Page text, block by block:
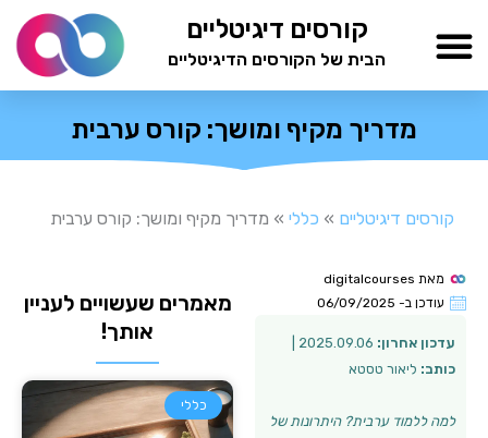
לתוכן
קורסים דיגיטליים
הבית של הקורסים הדיגיטליים
מדריך מקיף ומושך: קורס ערבית
קורסים דיגיטליים » כללי » מדריך מקיף ומושך: קורס ערבית
מאת
עודכן ב- 06/09/2025
עדכון אחרון:
כותב: ליאור טסטא
למה ללמוד ערבית? היתרונות של
מאמרים שעשויים לעניין
אותך!
כללי